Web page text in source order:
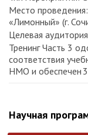
Место
«Лимонный» (г.
Целевая
Тренинг Часть 3
соответствия
НМО и обеспечен
Научная